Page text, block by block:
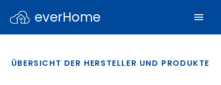
everHome
ÜBERSICHT DER HERSTELLER UND PRODUKTE